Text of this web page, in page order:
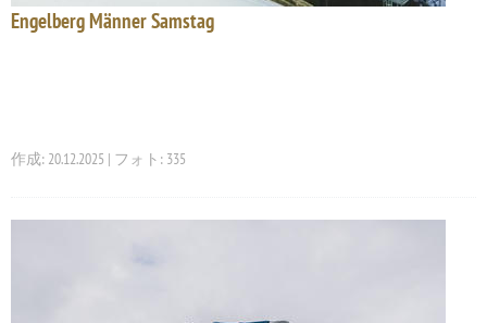
Engelberg Männer Samstag
作成: 20.12.2025 | フォト: 335